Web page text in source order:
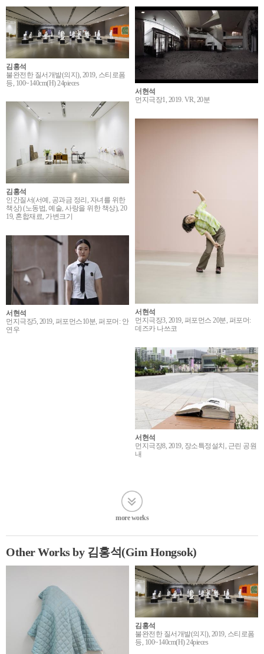
김홍석
불완전한 질서개발(의지), 2019, 스티로폼
등, 100~140cm(H) 24pieces
서현석
먼지극장1, 2019. VR, 20분
김홍석
인간질서(서예, 공과금 정리, 자녀를 위한
책상) (노동법, 예술, 사랑을 위한 책상), 20
19, 혼합재료, 가변크기
서현석
먼지극장3, 2019, 퍼포먼스 20분, 퍼포머:
데즈카 나쓰코
서현석
먼지극장5, 2019, 퍼포먼스10분, 퍼포머: 안
연우
서현석
먼지극장8, 2019, 장소특정설치, 근린 공원
내
more works
Other Works by 김홍석(Gim Hongsok)
김홍석
불완전한 질서개발(의지), 2019, 스티로폼
등, 100~140cm(H) 24pieces